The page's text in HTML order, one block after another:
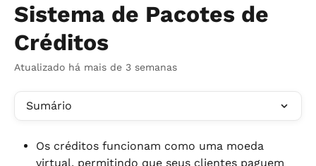
Sistema de Pacotes de
Créditos
Atualizado há mais de 3 semanas
Sumário
Os créditos funcionam como uma moeda
virtual, permitindo que seus clientes paguem